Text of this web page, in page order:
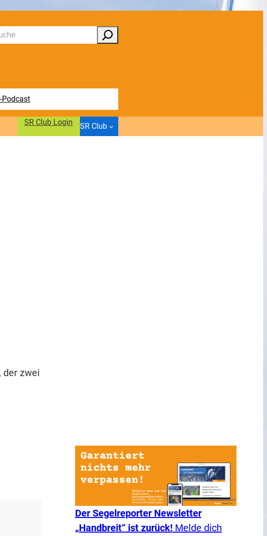
Podcast
SR Club Login SR Club
der zwei
Der Segelreporter Newsletter
„Handbreit“ ist zurück!Melde dich